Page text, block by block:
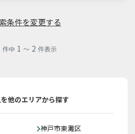
条件を変更する
件中 1 ～ 2 件表示
他のエリアから探す
神戸市東灘区